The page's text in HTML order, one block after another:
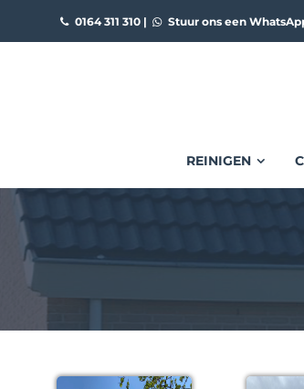
0164 311 310| Stuur ons een
REINIGEN